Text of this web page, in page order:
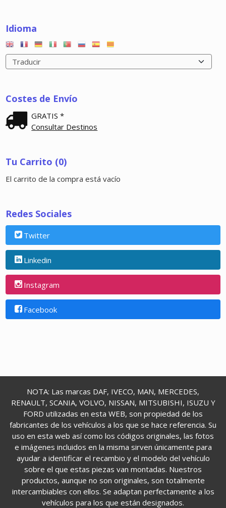
Idioma
Costes de Envío
GRATIS *
Consultar Destinos
Tu Carrito (0)
El carrito de la compra está vacío
Redes Sociales
Twitter
Linkedin
Instagram
Facebook
NOTA: Las marcas DAF, IVECO, MAN, MERCEDES,
RENAULT, SCANIA, VOLVO, NISSAN, MITSUBISHI, ISUZU Y
FORD utilizadas en esta WEB, son propiedad de los
fabricantes de los vehículos a los que se hace referencia. Su
uso en esta web así como los códigos originales, las fotos
e imágenes incluidos en la misma sirven únicamente para
ayudar a identificar el recambio y el modelo del vehículo
sobre el que estas piezas van montadas. Nuestros
productos, aunque no son originales, son totalmente
intercambiables con ellos. Se adaptan perfectamente a los
vehículos para los que están designados.